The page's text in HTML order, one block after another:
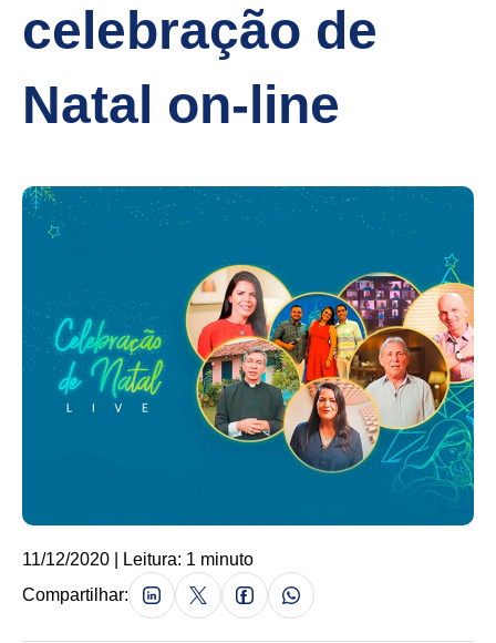
celebração de
Natal on-line
11/12/2020 | Leitura: 1 minuto
Compartilhar: